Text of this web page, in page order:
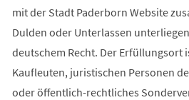
mit der Stadt Paderborn Website
Dulden oder Unterlassen
deutschem Recht. Der Erfüllungsort
Kaufleuten, juristischen Personen
oder öffentlich-rechtliches